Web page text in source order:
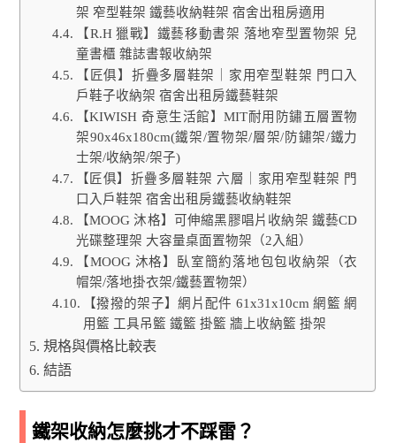
架 窄型鞋架 鐵藝收納鞋架 宿舍出租房適用
【R.H 獵戰】鐵藝移動書架 落地窄型置物架 兒
童書櫃 雜誌書報收納架
【匠俱】折疊多層鞋架｜家用窄型鞋架 門口入
戶鞋子收納架 宿舍出租房鐵藝鞋架
【KIWISH 奇意生活館】MIT耐用防鏽五層置物
架90x46x180cm(鐵架/置物架/層架/防鏽架/鐵力
士架/收納架/架子)
【匠俱】折疊多層鞋架 六層｜家用窄型鞋架 門
口入戶鞋架 宿舍出租房鐵藝收納鞋架
【MOOG 沐格】可伸縮黑膠唱片收納架 鐵藝CD
光碟整理架 大容量桌面置物架（2入組）
【MOOG 沐格】臥室簡約落地包包收納架（衣
帽架/落地掛衣架/鐵藝置物架）
【撥撥的架子】網片配件 61x31x10cm 網籃 網
用籃 工具吊籃 鐵籃 掛籃 牆上收納籃 掛架
規格與價格比較表
結語
鐵架收納怎麼挑才不踩雷？